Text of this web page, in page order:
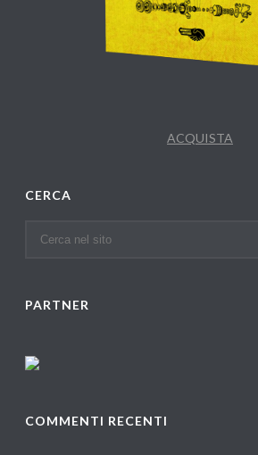
ACQUISTA
CERCA
PARTNER
COMMENTI RECENTI